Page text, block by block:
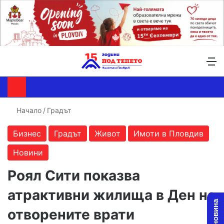
Начало / Градът
Бизнес Градът Живот
Имоти в Пловдив
Новини
Роял Сити показва
атрактивни жилища в Ден на
отворените врати